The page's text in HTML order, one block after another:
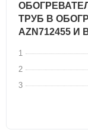
ТРУБ В
AZN712455
1
2
3